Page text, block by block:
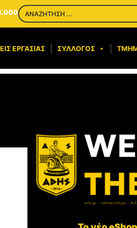
ΕΡΓΑΣΊΑΣ ΣΎΛΛΟΓΟΣ